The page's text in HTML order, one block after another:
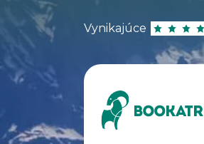
Vynikajúce